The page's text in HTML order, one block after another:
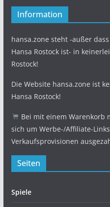
Information
hansa.zone steht -außer
Hansa Rostock ist- in
Rostock!
Die Website hansa.zone ist
Hansa Rostock!
Bei mit einem Warenkorb
sich um Werbe-/Affiliate-
Verkaufsprovisionen
Seiten
Spiele